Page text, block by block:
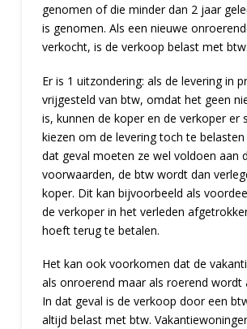
genomen of die minder dan 2 jaar
is genomen. Als een nieuwe
verkocht, is de verkoop belast met btw.
Er is 1 uitzondering: als de levering in
vrijgesteld van btw, omdat het geen
is, kunnen de koper en de verkoper er
kiezen om de levering toch te
dat geval moeten ze wel voldoen aan
voorwaarden, de btw wordt dan
koper. Dit kan bijvoorbeeld als
de verkoper in het verleden
hoeft terug te betalen.
Het kan ook voorkomen dat de
als onroerend maar als roerend wordt
In dat geval is de verkoop door een
altijd belast met btw.